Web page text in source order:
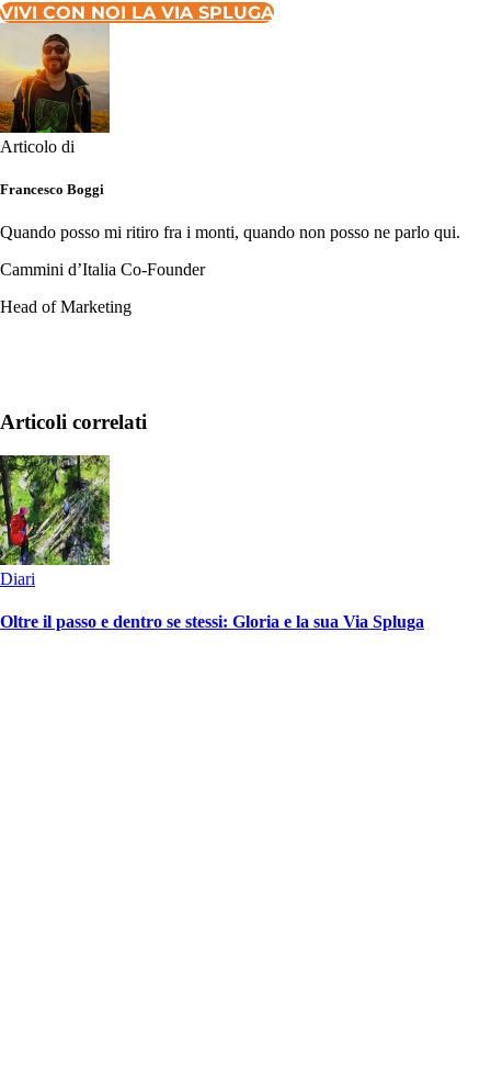
VIVI CON NOI LA VIA SPLUGA
Articolo di
Francesco Boggi
Quando posso mi ritiro fra i monti, quando non posso ne parlo qui.
Cammini d’Italia Co-Founder
Head of Marketing
Articoli correlati
Diari
Oltre il passo e dentro se stessi: Gloria e la sua Via Spluga